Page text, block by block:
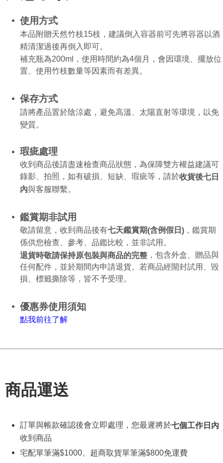
使用方式
本品附贈天然竹枝15枝，建議倒入容器前可先將容器以酒
精清潔過後再倒入即可。
補充瓶為200ml，使用時間約為4個月，會因環境、擺放位
置、使用竹枝數量等因素而有差異。
保存方式
請將產品置於陰涼處，避免高溫、太陽直射等環境，以免
變質。
瑕疵處理
收到商品後請盡速檢查商品狀態，為保障雙方權益建議可
錄影、拍照，如有破損、短缺、瑕疵等，請於收貨後七日
內與客服聯繫。
鑑賞期非試用
敬請留意，收到商品後有七天鑑賞期(含例假日 ) ，鑑賞期
係供您檢查、參考、品鑑比較，並非試用。
退貨時敬請保持原包裝與商品的完整 ，包含外盒、贈品與
任何配件，並於期間內申請退貨。若商品經開封試用、毀
損、標籤撕除等，皆不予受理。
優惠券使用須知
點我前往了解
商品運送
訂單與帳款確認後會立即處理，您最遲將於七個工作日內
收到商品
宅配單筆滿$1000、超商取貨單筆滿$800免運費